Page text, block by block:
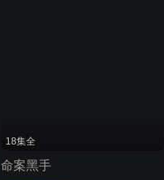
18集全
命案黑手